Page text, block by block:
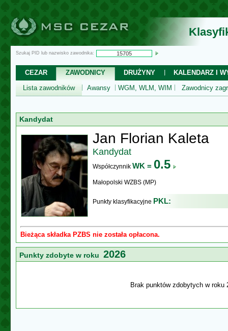
Szukaj PID lub nazwisko zawodnika:
CEZAR ZAWODNICY DRUŻYNY
KALENDARZ I
Lista zawodników
Awansy WGM, WLM, WIM Zawodnicy
Kandydat
Jan Florian Kaleta
Kandydat
Współczynnik WK = 0.5
Małopolski WZBS (MP)
Punkty klasyfikacyjne PKL:
Bieżąca składka PZBS nie została opłacona.
Punkty zdobyte w roku 2026
Brak punktów zdobytych w roku